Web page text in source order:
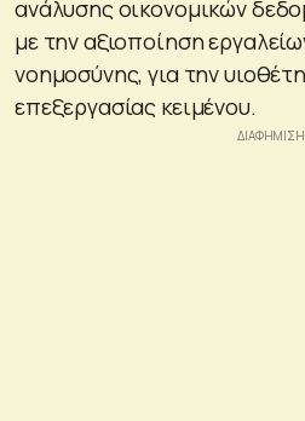
ανάλυσης οικονομικών
με την αξιοποίηση
νοημοσύνης, για την
επεξεργασίας κειμένου.